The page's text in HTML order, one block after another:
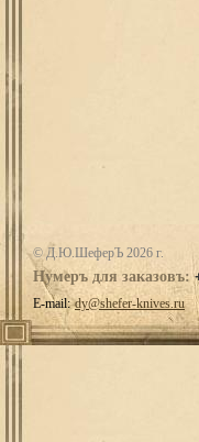
© Д.Ю.ШеферЪ 2026 г.
Нумеръ для заказовъ:
E-mail: dy@shefer-knives.ru